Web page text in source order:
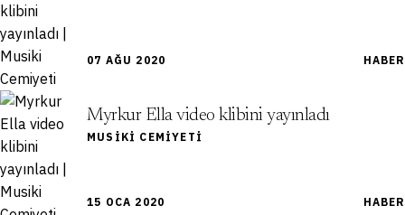
07 AĞU 2020 HABER
15 OCA 2020
Myrkur Ella video klibini yayınladı
MUSIKI CEMIYETI
HABER